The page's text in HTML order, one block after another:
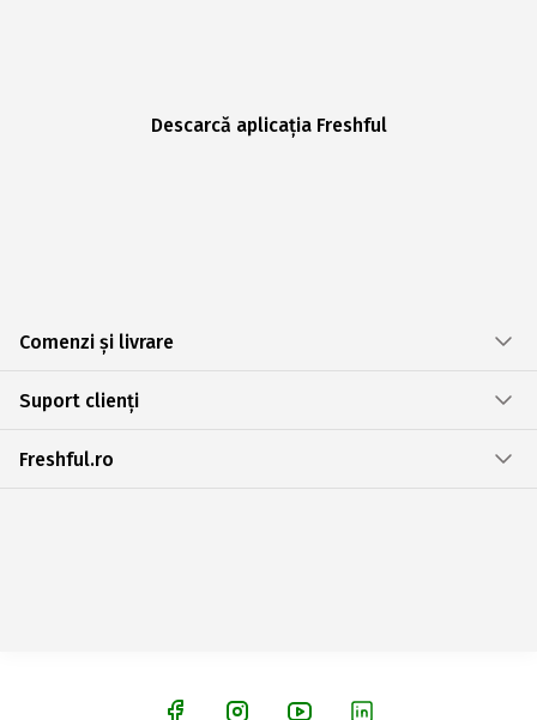
Descarcă aplicația Freshful
Comenzi și livrare
Suport clienți
Freshful.ro